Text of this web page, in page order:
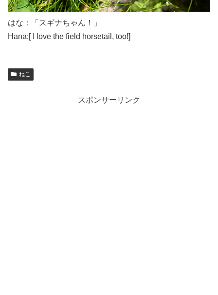
はな：「スギナちゃん！」
Hana:[ I love the field horsetail, too!]
ねこ
スポンサーリンク